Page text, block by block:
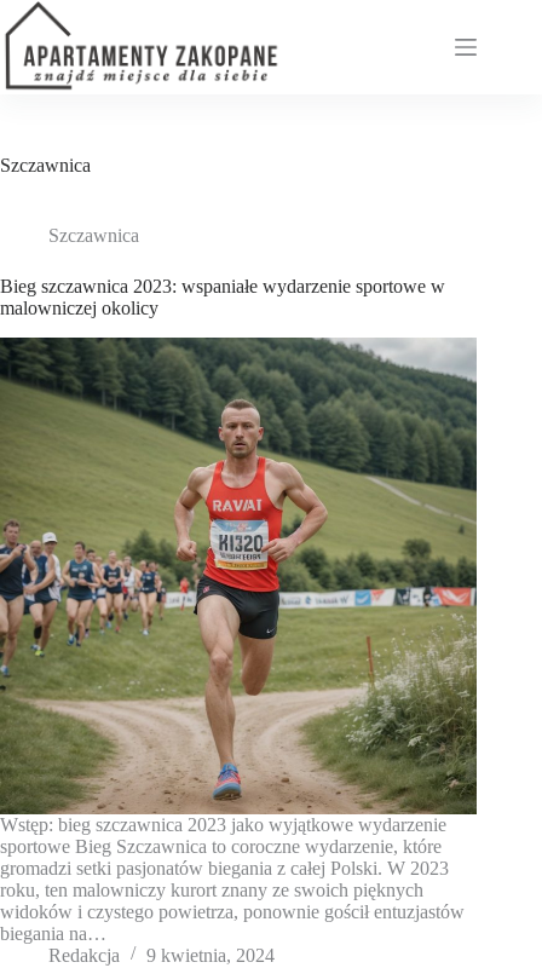
Przejdź
do
treści
Szczawnica
Szczawnica
Bieg szczawnica 2023: wspaniałe wydarzenie sportowe w
malowniczej okolicy
Wstęp: bieg szczawnica 2023 jako wyjątkowe wydarzenie
sportowe Bieg Szczawnica to coroczne wydarzenie, które
gromadzi setki pasjonatów biegania z całej Polski. W 2023
roku, ten malowniczy kurort znany ze swoich pięknych
widoków i czystego powietrza, ponownie gościł entuzjastów
biegania na…
Redakcja
9 kwietnia, 2024